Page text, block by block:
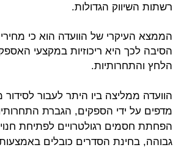
רשתות השיווק הגדולות.
הממצא העיקרי של הוועדה הוא כי
הסיבה לכך היא ריכוזיות במקצעי
הלחץ והתחרותיות.
הוועדה ממליצה ביו היתר לעבור
מדפים על ידי הספקים, הגברת
הפחתת חסמים רגולטרויים לפתיחת
גבוהה, בחינת הסדרים כובלים